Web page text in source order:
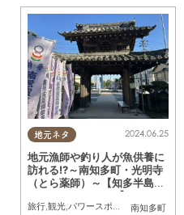
地元ネタ
南知多町
2024.06.25
地元漁師や釣り人が魚供養に
訪れる!?～南知多町・光明寺
（とら薬師）～【知多半島の
ジンジャーニー#15】
旅行 観光 パワースポット ,自然,まちネタ